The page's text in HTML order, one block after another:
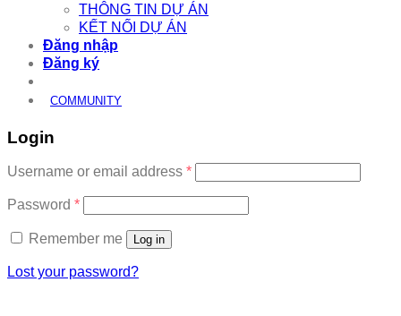
THÔNG TIN DỰ ÁN
KẾT NỐI DỰ ÁN
Đăng nhập
Đăng ký
COMMUNITY
Login
Username or email address *Required
Password *Required
Remember me Log in
Lost your password?